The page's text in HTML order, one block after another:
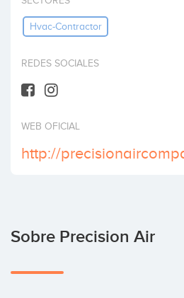
Invertir
Hvac-Contractor
REDES SOCIALES
WEB OFICIAL
http://
Sobre Precision Air